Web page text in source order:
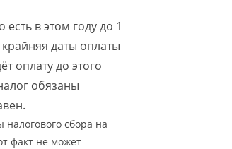
в этом году до 1
даты оплаты
оплату до этого
обязаны
сбора на
факт не может